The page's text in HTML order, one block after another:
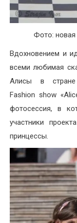
Фото: новая
Вдохновением и
всеми любимая
Алисы в
Fashion show
фотосессия, в
участники
принцессы.